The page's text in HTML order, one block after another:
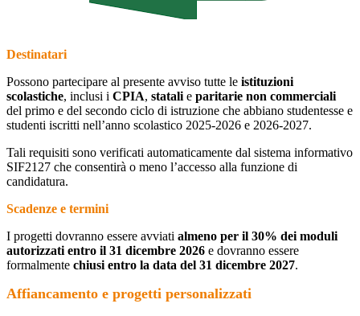
Destinatari
Possono partecipare al presente avviso tutte le istituzioni
scolastiche, inclusi i CPIA, statali e paritarie non commerciali
del primo e del secondo ciclo di istruzione che abbiano studentesse e
studenti iscritti nell’anno scolastico 2025-2026 e 2026-2027.
Tali requisiti sono verificati automaticamente dal sistema informativo
SIF2127 che consentirà o meno l’accesso alla funzione di
candidatura.
Scadenze e termini
I progetti dovranno essere avviati almeno per il 30% dei moduli
autorizzati entro il 31 dicembre 2026 e dovranno essere
formalmente chiusi entro la data del 31 dicembre 2027.
Affiancamento e progetti personalizzati